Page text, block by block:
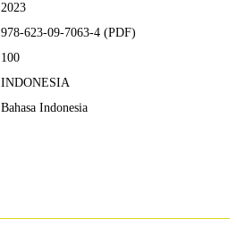
2023
978-623-09-7063-4 (PDF)
100
INDONESIA
Bahasa Indonesia